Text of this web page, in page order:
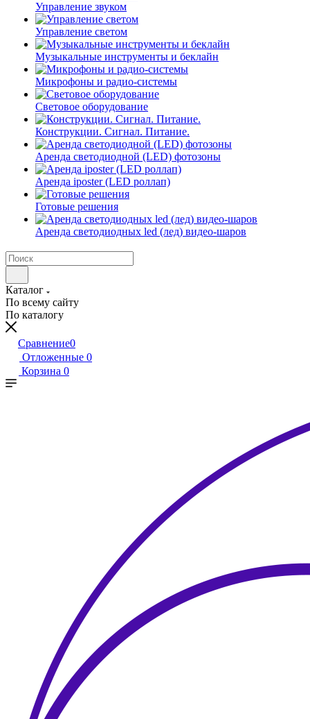
Управление звуком
Управление светом
Музыкальные инструменты и беклайн
Микрофоны и радио-системы
Световое оборудование
Конструкции. Сигнал. Питание.
Аренда светодиодной (LED) фотозоны
Аренда iposter (LED роллап)
Готовые решения
Аренда светодиодных led (лед) видео-шаров
Каталог
По всему сайту
По каталогу
Сравнение0
Отложенные 0
Корзина 0